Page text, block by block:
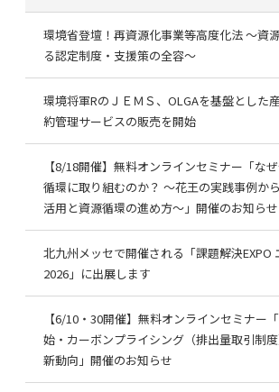
環境省登壇！再資源化事業等高度化法 ～資
る認定制度・支援策の全容～
環境将軍RのＪＥＭＳ、OLGAを基盤とした
約管理サービスの販売を開始
【8/18開催】無料オンラインセミナー「な
循環に取り組むのか？ ～花王の実践事例か
活用と資源循環の進め方～」開催のお知らせ
北九州メッセで開催される「課題解決EXPO
2026」に出展します
【6/10・30開催】無料オンラインセミナー
始・カーボンプライシング（排出量取引制
新動向」開催のお知らせ